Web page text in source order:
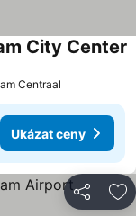
City Center
Centraal
Ukázat ceny
Sdílet